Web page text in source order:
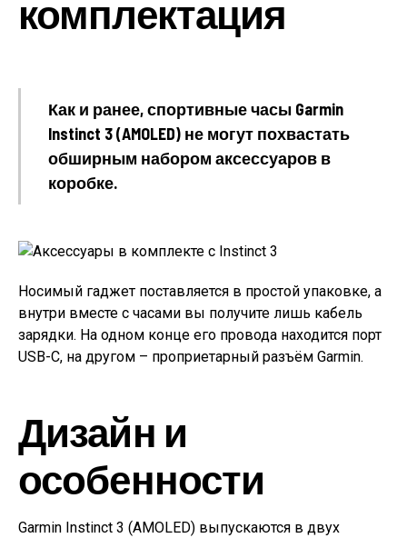
комплектация
Как и ранее, спортивные часы Garmin
Instinct 3 (AMOLED) не могут похвастать
обширным набором аксессуаров в
коробке.
Носимый гаджет поставляется в простой упаковке, а
внутри вместе с часами вы получите лишь кабель
зарядки. На одном конце его провода находится порт
USB-C, на другом – проприетарный разъём Garmin.
Дизайн и
особенности
Garmin Instinct 3 (AMOLED) выпускаются в двух